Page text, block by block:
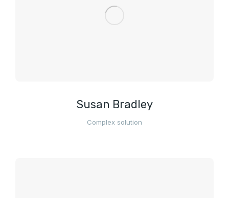
Susan Bradley
Complex solution